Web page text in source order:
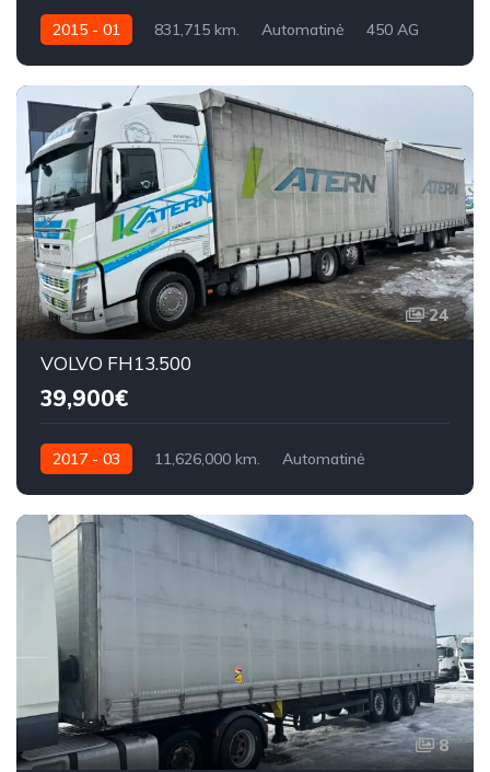
2015 - 01 831,715 km. Automatinė 450 AG
24
VOLVO FH13.500
39,900€
2017 - 03 11,626,000 km.
Automatinė
8